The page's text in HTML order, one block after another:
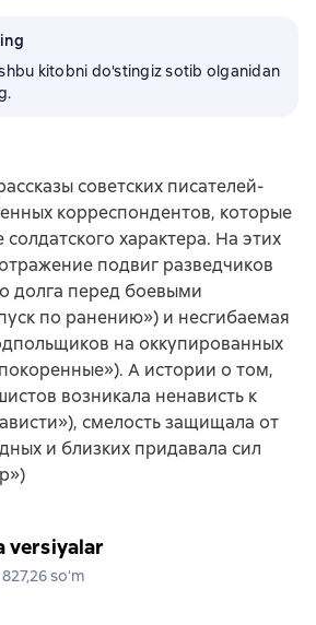
kitobni do'stingiz sotib olganidan
советских писателей-
корреспондентов, которые
характера. На этих
подвиг разведчиков
долга перед боевыми
по ранению») и несгибаемая
на оккупированных
А истории о том,
возникала ненависть к
смелость защищала от
и близких придавала сил
versiyalar
soʻm